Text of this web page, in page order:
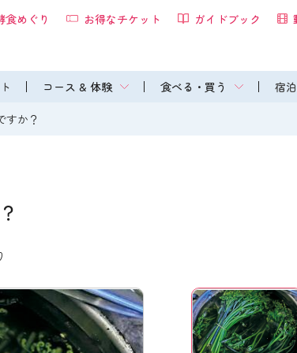
コース & 体験 食べる・買う 宿
食めぐり お得なチケット ガイドブック
すか？